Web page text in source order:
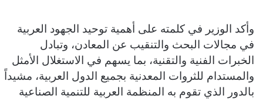
​وأكد الوزير في كلمته على أهمية توحيد الجهود العربية
في مجالات البحث والتنقيب عن المعادن، وتبادل
الخبرات الفنية والتقنية، بما يسهم في الاستغلال الأمثل
والمستدام للثروات المعدنية بجميع الدول العربية، مشيداً
بالدور الذي تقوم به المنظمة العربية للتنمية الصناعية